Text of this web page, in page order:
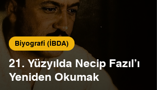
21. Yüzyılda Necip Fazıl’ı
Yeniden Okumak
Biyografi (İBDA)